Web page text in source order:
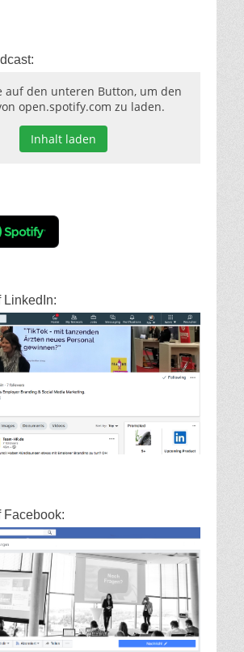
auf den unteren Button, um den
open.spotify.com zu laden.
Inhalt laden
LinkedIn:
Facebook: